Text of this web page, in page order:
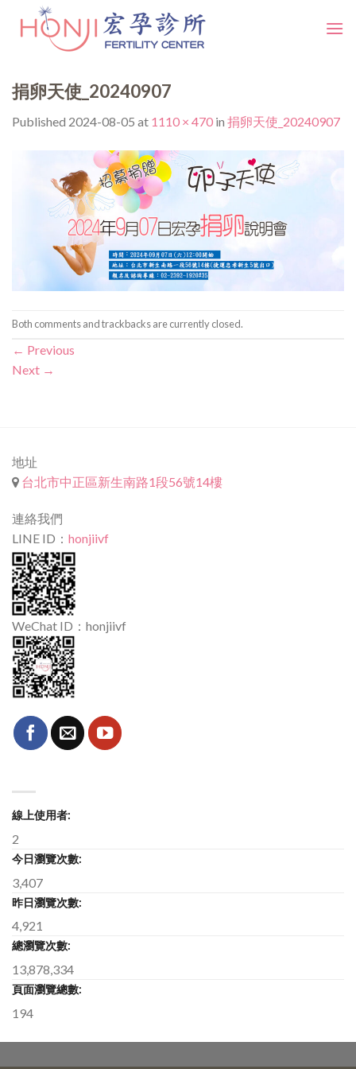
捐卵天使_20240907
Published 2024-08-05 at 1110 × 470 in 捐卵天使_20240907
Both comments and trackbacks are currently closed.
← Previous
Next →
地址
台北市中正區新生南路1段56號14樓
連絡我們
LINE ID： honjiivf
WeChat ID：honjiivf
線上使用者:
2
今日瀏覽次數:
3,407
昨日瀏覽次數:
4,921
總瀏覽次數:
13,878,334
頁面瀏覽總數:
194